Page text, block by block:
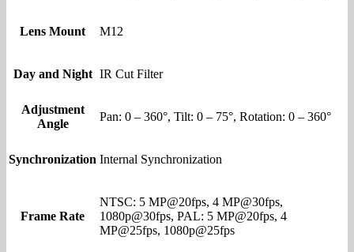
Lens Mount M12
Day and Night IR Cut Filter
Adjustment
Angle
Pan: 0 – 360°, Tilt: 0 – 75°, Rotation: 0 – 360°
Synchronization Internal Synchronization
Frame Rate
NTSC: 5 MP@20fps, 4 MP@30fps,
1080p@30fps, PAL: 5 MP@20fps, 4
MP@25fps, 1080p@25fps